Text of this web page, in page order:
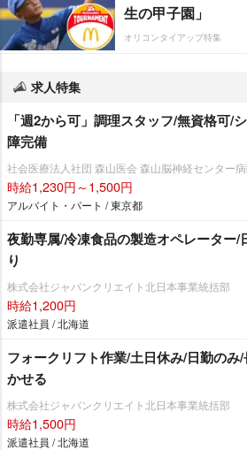
生の甲子園」
オリコンタイアップ特集
求人特集
「週2から可」調理スタッフ/無資格可/
障完備
社会医療法人社団 森山医会 森山脳神経センター
時給1,230円～1,500円
アルバイト・パート / 東京都
夜勤専属/冷凍食品の製造オペレーター/
り
株式会社ジャパンクリエイト北日本事業統括部
時給1,200円
派遣社員 / 北海道
フォークリフト作業/土日休み/日勤のみ
かせる
株式会社ジャパンクリエイト北日本事業統括部
時給1,500円
派遣社員 / 北海道